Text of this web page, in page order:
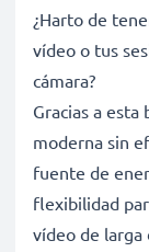
¿Harto de
vídeo o tus
cámara?
Gracias a
moderna sin
fuente de
flexibilidad
vídeo de larga